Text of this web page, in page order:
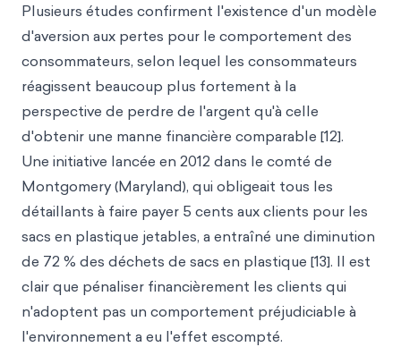
Plusieurs études confirment l'existence d'un modèle
d'aversion aux pertes pour le comportement des
consommateurs, selon lequel les consommateurs
réagissent beaucoup plus fortement à la
perspective de perdre de l'argent qu'à celle
d'obtenir une manne financière comparable [12].
Une initiative lancée en 2012 dans le comté de
Montgomery (Maryland), qui obligeait tous les
détaillants à faire payer 5 cents aux clients pour les
sacs en plastique jetables, a entraîné une diminution
de 72 % des déchets de sacs en plastique [13]. Il est
clair que pénaliser financièrement les clients qui
n'adoptent pas un comportement préjudiciable à
l'environnement a eu l'effet escompté.